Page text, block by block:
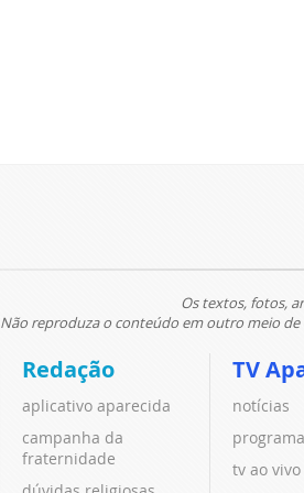
Os textos, fotos,
Não reproduza o conteúdo em outro meio de
Redação
aplicativo aparecida
campanha da
fraternidade
TV
notícias
tv ao vivo